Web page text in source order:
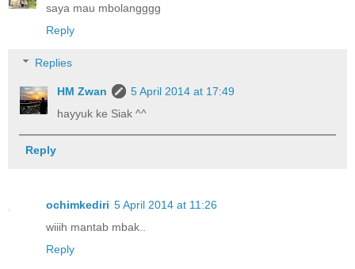
saya mau mbolangggg
Reply
Replies
HM Zwan
5 April 2014 at 17:49
hayyuk ke Siak ^^
Reply
ochimkediri 5 April 2014 at 11:26
wiiih mantab mbak..
Reply